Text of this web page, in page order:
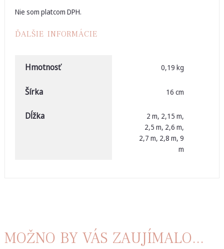
Nie som platcom DPH.
ĎALŠIE INFORMÁCIE
Hmotnosť 0,19 kg
Šírka 16 cm
Dĺžka
2 m, 2,15 m,
2,5 m, 2,6 m,
2,7 m, 2,8 m, 9
m
MOŽNO BY VÁS ZAUJÍMALO...